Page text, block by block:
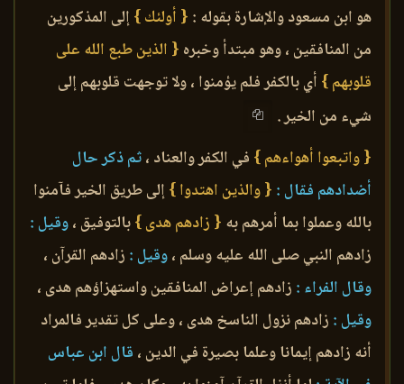
هو ابن مسعود والإشارة بقوله : { أولئك }إلى المذكورين
من المنافقين ، وهو مبتدأ وخبره { الذين طبع الله على
قلوبهم } أي بالكفر فلم يؤمنوا ، ولا توجهت قلوبهم إلى
شيء من الخير .
{ واتبعوا أهواءهم } في الكفر والعناد ،ثم ذكر حال
أضدادهم فقال : { والذين اهتدوا }إلى طريق الخير فآمنوا
بالله وعملوا بما أمرهم به { زادهم هدى }بالتوفيق ،وقيل :
زادهم النبي صلى الله عليه وسلم ،وقيل : زادهم القرآن ،
وقال الفراء : زادهم إعراض المنافقين واستهزاؤهم هدى ،
وقيل : زادهم نزول الناسخ هدى ، وعلى كل تقدير فالمراد
أنه زادهم إيمانا وعلما بصيرة في الدين ، قال ابن عباس